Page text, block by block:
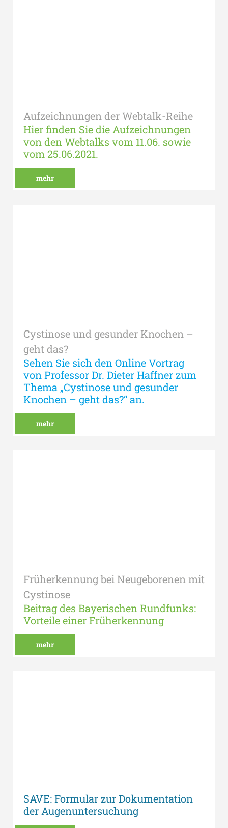
Aufzeichnungen der Webtalk-Reihe
Hier finden Sie die Aufzeichnungen
von den Webtalks vom 11.06. sowie
vom 25.06.2021.
mehr
Cystinose und gesunder Knochen –
geht das?
Sehen Sie sich den Online Vortrag
von Professor Dr. Dieter Haffner zum
Thema „Cystinose und gesunder
Knochen – geht das?“ an.
mehr
Früherkennung bei Neugeborenen mit
Cystinose
Beitrag des Bayerischen Rundfunks:
Vorteile einer Früherkennung
mehr
SAVE: Formular zur Dokumentation
der Augenuntersuchung